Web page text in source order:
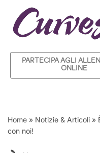
Vai
contenuto
PARTECIPA AGLI
ONLINE
Home » Notizie & Articoli »
con noi!